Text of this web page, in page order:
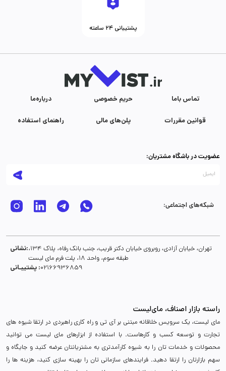
پشتیبانی ۲۴ ساعته
درباره‌ما حریم خصوصی تماس با‌ما
راهنمای استفاده پلن‌های مالی قوانین مقررات
عضویت در باشگاه مشتریان:
شبکه‌های اجتماعی:
نشانی:تهران، خیابان آزادی، روبروی خیابان دکتر قریب، جنب بانک رفاه، پلاک 134،
طبقه سوم، واحد 18، پلت فرم مای لیست
پشتیبـانی :02166936859
راسته بازار اصناف، مای‌لیست
مای لیست، یک سرویس خلاقانه مبتنی بر آی تی و راه کاری راهبردی در ارتقا شیوه های
تجارت و توسعه کسب و کارهاست. با استفاده از ابزارهای مای لیست می توانید
محصولات و خدمات تان را به شیوه کارآمدتری به مشتریانتان عرضه کنید و جایگاه و
سهم بازارتان را ارتقا دهید. فرایندهای سازمانی تان را بهینه سازی کنید، هزینه ها را